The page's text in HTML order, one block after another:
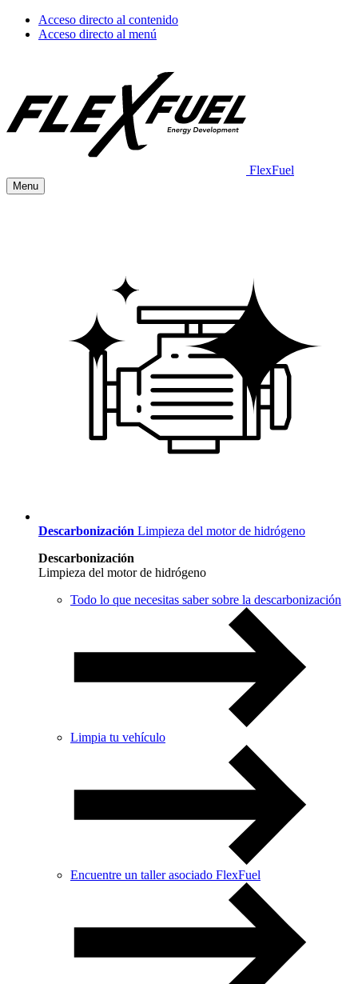
Acceso directo al contenido
Acceso directo al menú
FlexFuel
Menu
Descarbonización Limpieza del motor de hidrógeno
Descarbonización
Limpieza del motor de hidrógeno
Todo lo que necesitas saber sobre la descarbonización
Limpia tu vehículo
Encuentre un taller asociado FlexFuel